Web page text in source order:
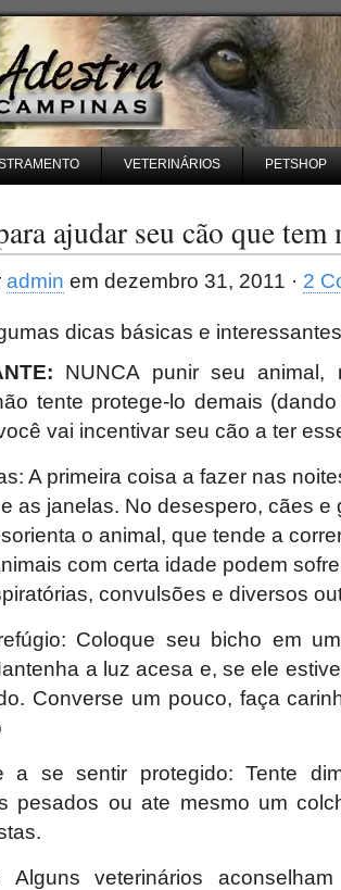
VETERINÁRIOS PETSHOP
ajudar seu cão que
admin em dezembro 31, 2011 · 2
dicas básicas e
NUNCA punir seu
tente protege-lo demais
vai incentivar seu cão a ter
A primeira coisa a fazer nas
as janelas. No desespero, cães e
o animal, que tende a
com certa idade podem
convulsões e diversos
Coloque seu bicho em
a luz acesa e, se ele
Converse um pouco, faça
a se sentir protegido: Tente
pesados ou ate mesmo um
Alguns veterinários